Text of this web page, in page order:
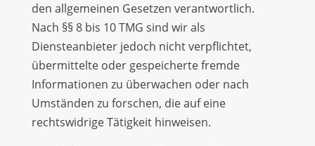
den allgemeinen Gesetzen verantwortlich.
Nach §§ 8 bis 10 TMG sind wir als
Diensteanbieter jedoch nicht verpflichtet,
übermittelte oder gespeicherte fremde
Informationen zu überwachen oder nach
Umständen zu forschen, die auf eine
rechtswidrige Tätigkeit hinweisen.